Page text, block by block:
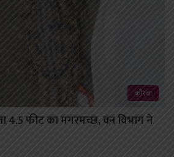
कोरबा
4.5 फीट का मगरमच्छ, वन विभाग ने